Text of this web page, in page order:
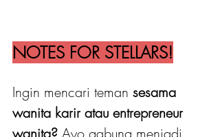
NOTES FOR STELLARS!
Ingin mencari teman sesama
wanita karir atau entrepreneur
wanita? Ayo gabung menjadi